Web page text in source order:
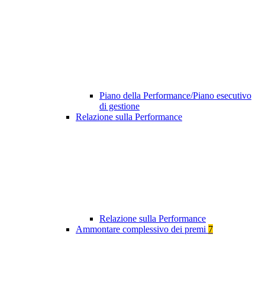
Piano della Performance/Piano esecutivo
di gestione
Relazione sulla Performance
Relazione sulla Performance
Ammontare complessivo dei premi 7